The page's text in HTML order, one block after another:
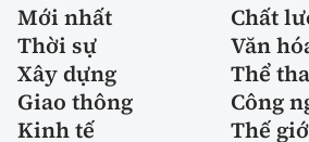
Mới nhất
Chất
Thời sự
Văn
Xây dựng
Thể
Giao thông
Công
Kinh tế
Thế